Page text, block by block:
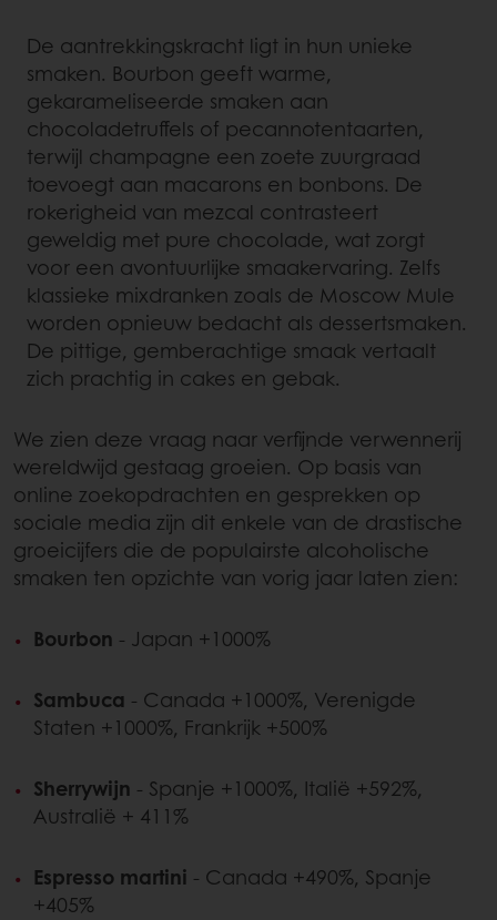
De aantrekkingskracht ligt in hun unieke
smaken. Bourbon geeft warme,
gekarameliseerde smaken aan
chocoladetruffels of pecannotentaarten,
terwijl champagne een zoete zuurgraad
toevoegt aan macarons en bonbons. De
rokerigheid van mezcal contrasteert
geweldig met pure chocolade, wat zorgt
voor een avontuurlijke smaakervaring. Zelfs
klassieke mixdranken zoals de Moscow Mule
worden opnieuw bedacht als dessertsmaken.
De pittige, gemberachtige smaak vertaalt
zich prachtig in cakes en gebak.
We zien deze vraag naar verfijnde verwennerij
wereldwijd gestaag groeien. Op basis van
online zoekopdrachten en gesprekken op
sociale media zijn dit enkele van de drastische
groeicijfers die de populairste alcoholische
smaken ten opzichte van vorig jaar laten zien:
Bourbon - Japan +1000%
Sambuca - Canada +1000%, Verenigde
Staten +1000%, Frankrijk +500%
Sherrywijn - Spanje +1000%, Italië +592%,
Australië + 411%
Espresso martini - Canada +490%, Spanje
+405%